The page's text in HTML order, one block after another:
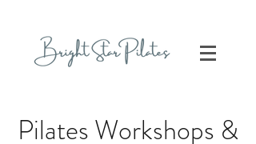
Pilates Workshops &